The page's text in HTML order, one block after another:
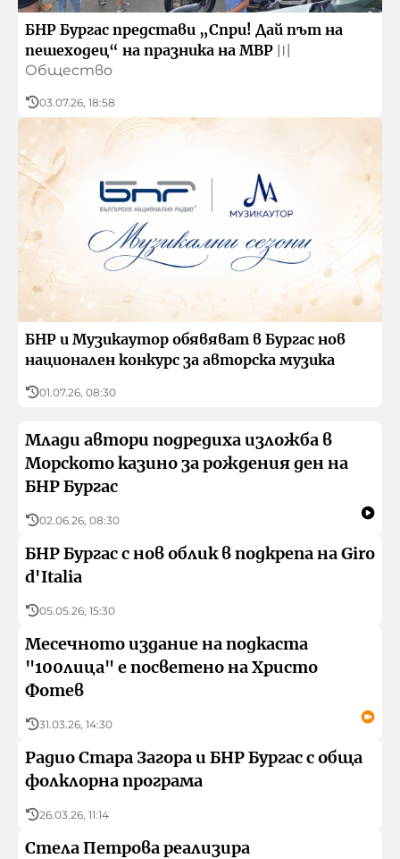
БНР Бургас представи „Спри! Дай път на
пешеходец“ на празника на МВР 〣
Общество
03.07.26, 18:58
БНР и Музикаутор обявяват в Бургас нов
национален конкурс за авторска музика
01.07.26, 08:30
Млади автори подредиха изложба в
Морското казино за рождения ден на
БНР Бургас
02.06.26, 08:30
БНР Бургас с нов облик в подкрепа на Giro
d'Italia
05.05.26, 15:30
Месечното издание на подкаста
"100лица" е посветено на Христо
Фотев
31.03.26, 14:30
Радио Стара Загора и БНР Бургас с обща
фолклорна програма
26.03.26, 11:14
Стела Петрова реализира